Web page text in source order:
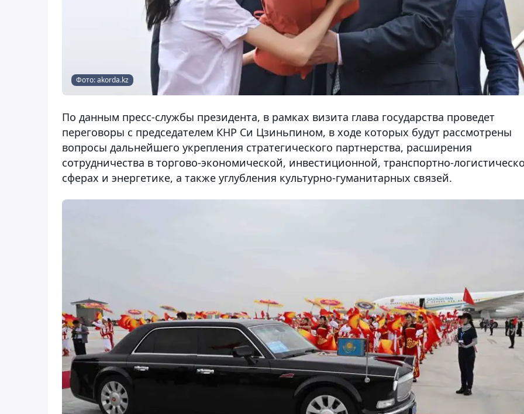
Фото: akorda.kz
По данным пресс-службы президента, в рамках визита глава государства проведет
переговоры с председателем КНР Си Цзиньпином, в ходе которых будут рассмотрены
вопросы дальнейшего укрепления стратегического партнерства, расширения
сотрудничества в торгово-экономической, инвестиционной, транспортно-
сферах и энергетике, а также углубления культурно-гуманитарных связей.